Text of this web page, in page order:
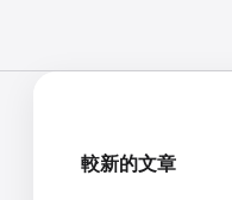
較新的文章